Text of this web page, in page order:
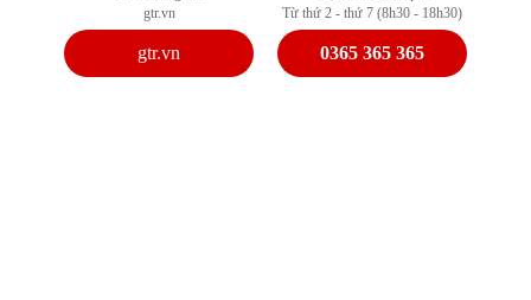
gtr.vn
gtr.vn
Từ thứ 2 - thứ 7 (8h30 - 18h30)
0365 365 365